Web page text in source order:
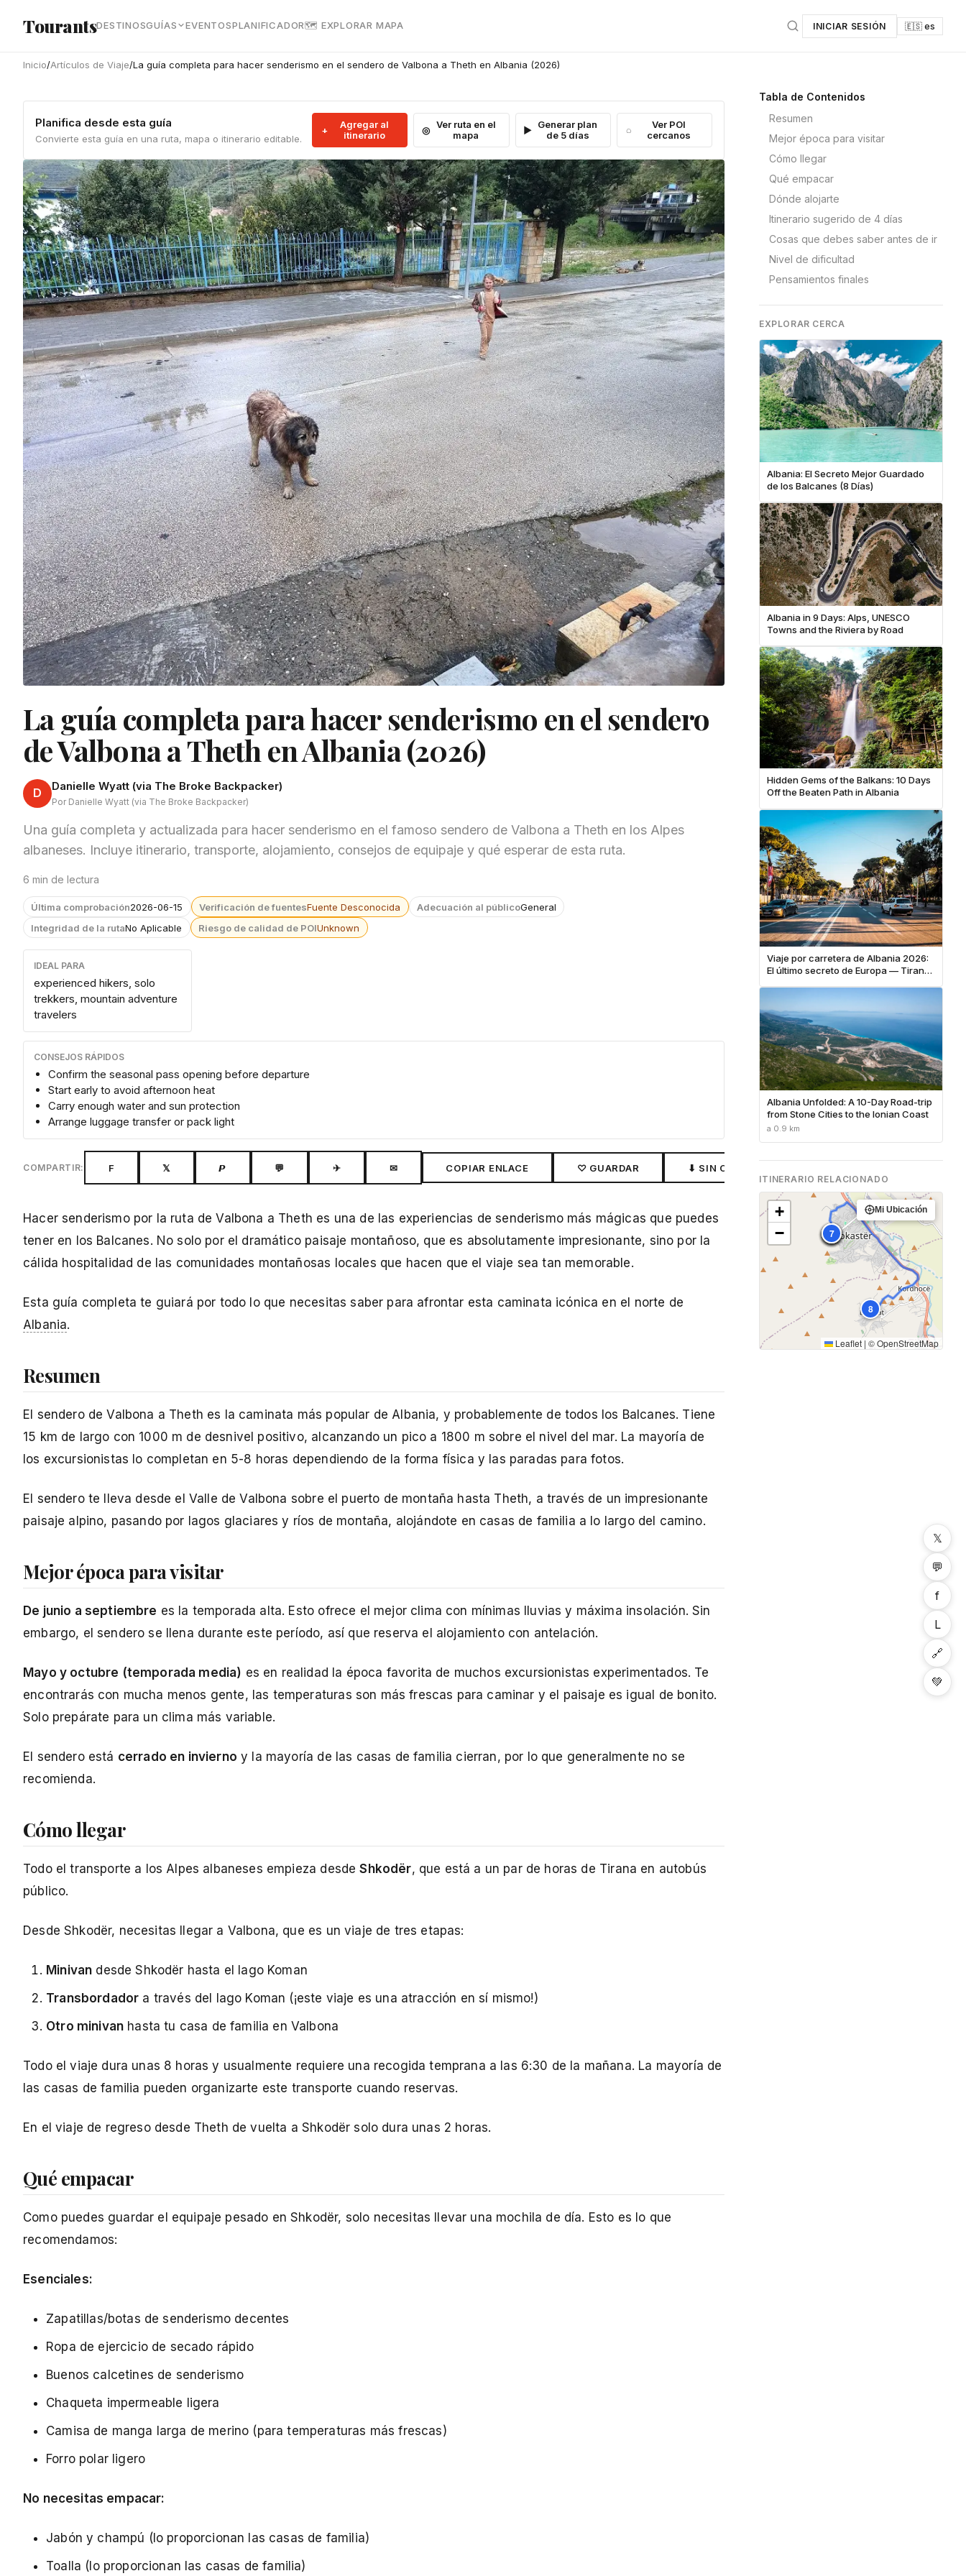
TourantsDESTINOSGUÍAS EVENTOSPLANIFICADOR🗺 EXPLORAR MAPA INICIAR SESIÓN 🇪🇸 es
Inicio/Artículos de Viaje/La guía completa para hacer senderismo en el sendero de Valbona a Theth en Albania (2026)
Planifica desde esta guía
Convierte esta guía en una ruta, mapa o itinerario editable.
Agregar al
itinerario
Ver ruta en el
mapa
Generar plan
de 5 días
Ver POI
cercanos
La guía completa para hacer senderismo en el sendero
de Valbona a Theth en Albania (2026)
D Danielle Wyatt (via The Broke Backpacker)
Por Danielle Wyatt (via The Broke Backpacker)
Una guía completa y actualizada para hacer senderismo en el famoso sendero de Valbona a Theth en los Alpes
albaneses. Incluye itinerario, transporte, alojamiento, consejos de equipaje y qué esperar de esta ruta.
6 min de lectura
Última comprobación2026-06-15 Verificación de fuentesFuente Desconocida Adecuación al públicoGeneral
Integridad de la rutaNo Aplicable Riesgo de calidad de POIUnknown
IDEAL PARA
experienced hikers, solo
trekkers, mountain adventure
travelers
CONSEJOS RÁPIDOS
Confirm the seasonal pass opening before departure
Start early to avoid afternoon heat
Carry enough water and sun protection
Arrange luggage transfer or pack light
COMPARTIR: F 𝕏 𝙋 💬 ✈ ✉ COPIAR ENLACE ♡ GUARDAR ⬇ SIN CONEXIÓN
Hacer senderismo por la ruta de Valbona a Theth es una de las experiencias de senderismo más mágicas que puedes
tener en los Balcanes. No solo por el dramático paisaje montañoso, que es absolutamente impresionante, sino por la
cálida hospitalidad de las comunidades montañosas locales que hacen que el viaje sea tan memorable.
Esta guía completa te guiará por todo lo que necesitas saber para afrontar esta caminata icónica en el norte de
Albania.
Resumen
El sendero de Valbona a Theth es la caminata más popular de Albania, y probablemente de todos los Balcanes. Tiene
15 km de largo con 1000 m de desnivel positivo, alcanzando un pico a 1800 m sobre el nivel del mar. La mayoría de
los excursionistas lo completan en 5-8 horas dependiendo de la forma física y las paradas para fotos.
El sendero te lleva desde el Valle de Valbona sobre el puerto de montaña hasta Theth, a través de un impresionante
paisaje alpino, pasando por lagos glaciares y ríos de montaña, alojándote en casas de familia a lo largo del camino.
Mejor época para visitar
De junio a septiembre es la temporada alta. Esto ofrece el mejor clima con mínimas lluvias y máxima insolación. Sin
embargo, el sendero se llena durante este período, así que reserva el alojamiento con antelación.
Mayo y octubre (temporada media) es en realidad la época favorita de muchos excursionistas experimentados. Te
encontrarás con mucha menos gente, las temperaturas son más frescas para caminar y el paisaje es igual de bonito.
Solo prepárate para un clima más variable.
El sendero está cerrado en invierno y la mayoría de las casas de familia cierran, por lo que generalmente no se
recomienda.
Cómo llegar
Todo el transporte a los Alpes albaneses empieza desdeShkodër, que está a un par de horas de Tirana en autobús
público.
Desde Shkodër, necesitas llegar a Valbona, que es un viaje de tres etapas:
Minivan desde Shkodër hasta el lago Koman
Transbordador a través del lago Koman (¡este viaje es una atracción en sí mismo!)
Otro minivan hasta tu casa de familia en Valbona
Todo el viaje dura unas 8 horas y usualmente requiere una recogida temprana a las 6:30 de la mañana. La mayoría de
las casas de familia pueden organizarte este transporte cuando reservas.
En el viaje de regreso desde Theth de vuelta a Shkodër solo dura unas 2 horas.
Qué empacar
Como puedes guardar el equipaje pesado en Shkodër, solo necesitas llevar una mochila de día. Esto es lo que
recomendamos:
Esenciales:
Zapatillas/botas de senderismo decentes
Ropa de ejercicio de secado rápido
Buenos calcetines de senderismo
Chaqueta impermeable ligera
Camisa de manga larga de merino (para temperaturas más frescas)
Forro polar ligero
No necesitas empacar:
Jabón y champú (lo proporcionan las casas de familia)
Toalla (lo proporcionan las casas de familia)
Tabla de Contenidos
Resumen
Mejor época para visitar
Cómo llegar
Qué empacar
Dónde alojarte
Itinerario sugerido de 4 días
Cosas que debes saber antes de ir
Nivel de dificultad
Pensamientos finales
EXPLORAR CERCA
Albania: El Secreto Mejor Guardado
de los Balcanes (8 Días)
Albania in 9 Days: Alps, UNESCO
Towns and the Riviera by Road
Hidden Gems of the Balkans: 10 Days
Off the Beaten Path in Albania
Viaje por carretera de Albania 2026:
El último secreto de Europa — Tirana,
Albania Unfolded: A 10-Day Road-trip
from Stone Cities to the Ionian Coast
a 0.9 km
ITINERARIO RELACIONADO
1
2
3
4
5
6
7
8
+
−
Mi Ubicación
Leaflet | ©OpenStreetMap
𝕏
💬
f
L
🔗
💚